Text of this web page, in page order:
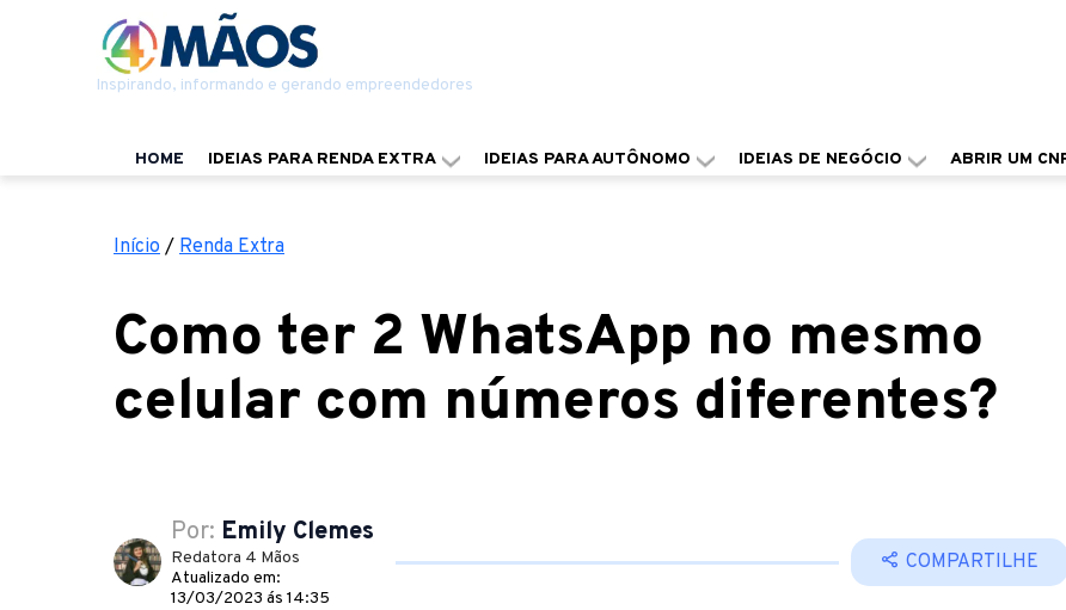
Inspirando, informando e gerando empreendedores
HOME IDEIAS PARA RENDA EXTRA IDEIAS PARA AUTÔNOMO IDEIAS DE NEGÓCIO ABRIR UM
Início / Renda Extra
Como ter 2 WhatsApp no mesmo
celular com números diferentes?
Por: Emily Clemes
Redatora 4 Mãos
Atualizado em:
13/03/2023 ás 14:35
COMPARTILHE